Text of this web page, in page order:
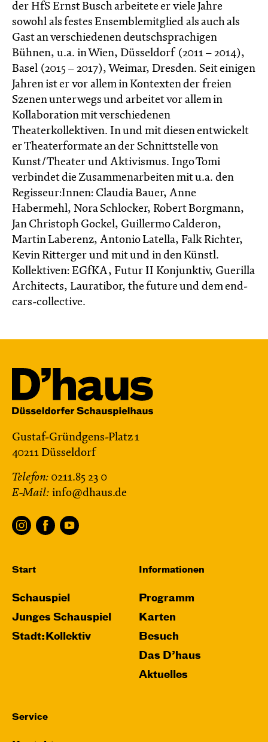
der HfS Ernst Busch arbeitete er viele Jahre
sowohl als festes Ensemblemitglied als auch als
Gast an verschiedenen deutschsprachigen
Bühnen, u.a. in Wien, Düsseldorf (2011 – 2014),
Basel (2015 – 2017), Weimar, Dresden. Seit einigen
Jahren ist er vor allem in Kontexten der freien
Szenen unterwegs und arbeitet vor allem in
Kollaboration mit verschiedenen
Theaterkollektiven. In und mit diesen entwickelt
er Theaterformate an der Schnittstelle von
Kunst/Theater und Aktivismus. Ingo Tomi
verbindet die Zusammenarbeiten mit u.a. den
Regisseur:Innen: Claudia Bauer, Anne
Habermehl, Nora Schlocker, Robert Borgmann,
Jan Christoph Gockel, Guillermo Calderon,
Martin Laberenz, Antonio Latella, Falk Richter,
Kevin Ritterger und mit und in den Künstl.
Kollektiven: EGfKA, Futur II Konjunktiv, Guerilla
Architects, Lauratibor, the future und dem end-
cars-collective.
Gustaf-Gründgens-Platz 1
40211 Düsseldorf
Telefon: 0211.85 23 0
E-Mail: info@dhaus.de
Start
Schauspiel
Junges Schauspiel
Stadt:Kollektiv
Informationen
Programm
Karten
Besuch
Das D’haus
Aktuelles
Service